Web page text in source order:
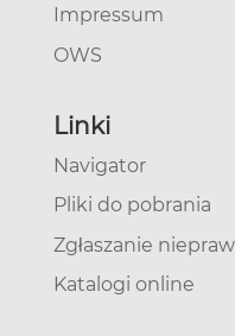
Impressum
OWS
Linki
Navigator
Pliki do pobrania
Zgłaszanie
Katalogi online